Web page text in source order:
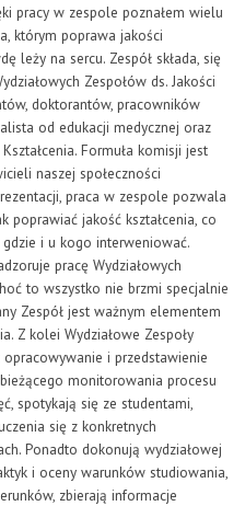
pracy w zespole poznałem wielu
którym poprawa jakości
leży na sercu. Zespół składa, się
Zespołów ds. Jakości
doktorantów, pracowników
od edukacji medycznej oraz
Formuła komisji jest
naszej społeczności
praca w zespole pozwala
poprawiać jakość kształcenia, co
i u kogo interweniować.
pracę Wydziałowych
to wszystko nie brzmi specjalnie
Zespół jest ważnym elementem
Z kolei Wydziałowe Zespoły
i przedstawienie
monitorowania procesu
spotykają się ze studentami,
się z konkretnych
Ponadto dokonują wydziałowej
i oceny warunków studiowania,
zbierają informacje